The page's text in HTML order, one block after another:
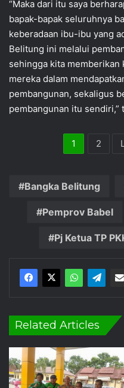
“Maka dari itu saya
bapak-bapak seluruhnya
keberadaan ibu-ibu yang
Belitung ini melalui
sehingga kita memberikan
mereka dalam
pembangunan, sekaligus
pembangunan itu sendiri,”
1 2
Bangka Belitung
Pemprov Babel
Pj Ketua TP
Related Articles